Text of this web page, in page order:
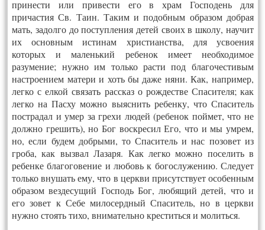
принести или привести его в храм Господень для
причастия Св. Таин. Таким и подобным образом добрая
мать, задолго до поступления детей своих в школу, научит
их основным истинам христианства, для усвоения
которых и маленький ребенок имеет необходимое
разумение; нужно им только расти под благочестивым
настроением матери и хоть бы даже няни. Как, например,
легко с елкой связать рассказ о рождестве Спасителя; как
легко на Пасху можно выяснить ребенку, что Спаситель
пострадал и умер за грехи людей (ребенок поймет, что не
должно грешить), но Бог воскресил Его, что и мы умрем,
но, если будем добрыми, то Спаситель и нас позовет из
гроба, как вызвал Лазаря. Как легко можно поселить в
ребенке благоговение и любовь к богослужению. Следует
только внушать ему, что в церкви присутствует особенным
образом вездесущий Господь Бог, любящий детей, что и
его зовет к Себе милосердный Спаситель, но в церкви
нужно стоять тихо, внимательно креститься и молиться.